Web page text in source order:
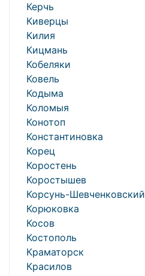
Керчь
Киверцы
Килия
Кицмань
Кобеляки
Ковель
Кодыма
Коломыя
Конотоп
Константиновка
Корец
Коростень
Коростышев
Корсунь-Шевченковский
Корюковка
Косов
Костополь
Краматорск
Красилов